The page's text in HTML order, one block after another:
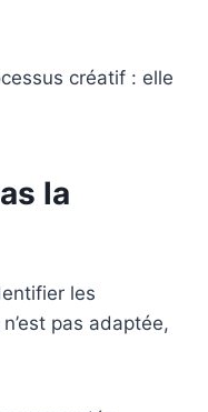
créatif : elle
la
les
pas adaptée,